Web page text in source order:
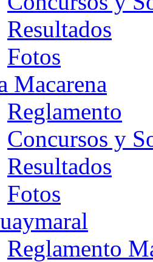
Resultados
Fotos
Macarena
Reglamento
Concursos y
Resultados
Fotos
Reglamento